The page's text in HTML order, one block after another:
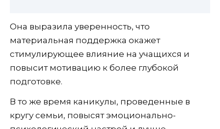
Она выразила уверенность, что
материальная поддержка окажет
стимулирующее влияние на учащихся и
повысит мотивацию к более глубокой
подготовке.
В то же время каникулы, проведенные в
кругу семьи, повысят эмоционально-